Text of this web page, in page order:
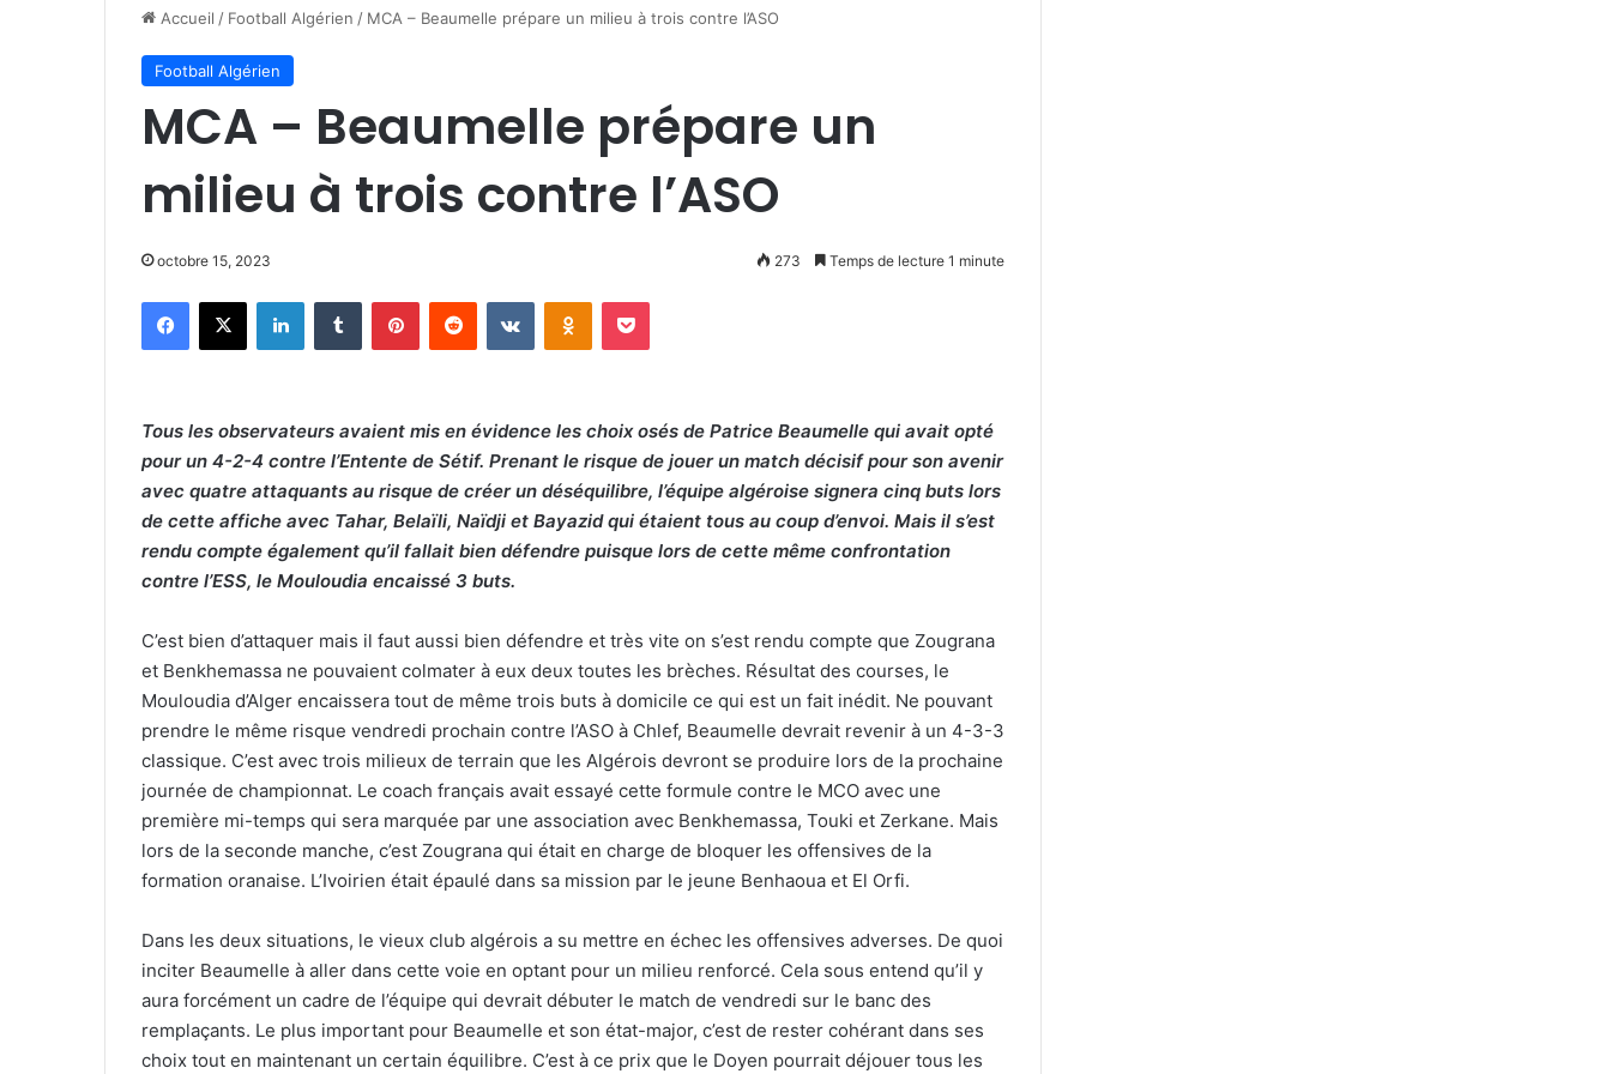
Accueil / Football Algérien / MCA – Beaumelle prépare un milieu à trois contre l’ASO
Football Algérien
MCA – Beaumelle prépare un
milieu à trois contre l’ASO
octobre 15, 2023 273 Temps de lecture 1 minute
Facebook
X LinkedinTumblr PinterestReddit VKontakteOdnoklassniki
Pocket
Tous les observateurs avaient mis en évidence les choix osés de Patrice Beaumelle qui avait opté
pour un 4-2-4 contre l’Entente de Sétif. Prenant le risque de jouer un match décisif pour son avenir
avec quatre attaquants au risque de créer un déséquilibre, l’équipe algéroise signera cinq buts lors
de cette affiche avec Tahar, Belaïli, Naïdji et Bayazid qui étaient tous au coup d’envoi. Mais il s’est
rendu compte également qu’il fallait bien défendre puisque lors de cette même confrontation
contre l’ESS, le Mouloudia encaissé 3 buts.
C’est bien d’attaquer mais il faut aussi bien défendre et très vite on s’est rendu compte que Zougrana
et Benkhemassa ne pouvaient colmater à eux deux toutes les brèches. Résultat des courses, le
Mouloudia d’Alger encaissera tout de même trois buts à domicile ce qui est un fait inédit. Ne pouvant
prendre le même risque vendredi prochain contre l’ASO à Chlef, Beaumelle devrait revenir à un 4-3-3
classique. C’est avec trois milieux de terrain que les Algérois devront se produire lors de la prochaine
journée de championnat. Le coach français avait essayé cette formule contre le MCO avec une
première mi-temps qui sera marquée par une association avec Benkhemassa, Touki et Zerkane. Mais
lors de la seconde manche, c’est Zougrana qui était en charge de bloquer les offensives de la
formation oranaise. L’Ivoirien était épaulé dans sa mission par le jeune Benhaoua et El Orfi.
Dans les deux situations, le vieux club algérois a su mettre en échec les offensives adverses. De quoi
inciter Beaumelle à aller dans cette voie en optant pour un milieu renforcé. Cela sous entend qu’il y
aura forcément un cadre de l’équipe qui devrait débuter le match de vendredi sur le banc des
remplaçants. Le plus important pour Beaumelle et son état-major, c’est de rester cohérant dans ses
choix tout en maintenant un certain équilibre. C’est à ce prix que le Doyen pourrait déjouer tous les